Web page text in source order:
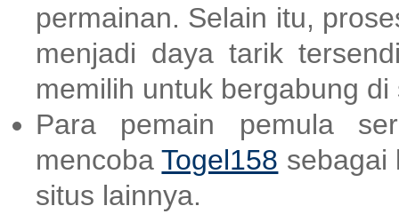
permainan. Selain itu,
menjadi daya tarik
memilih untuk bergabung di
Para pemain pemula
mencobaTogel158 sebagai
situs lainnya.